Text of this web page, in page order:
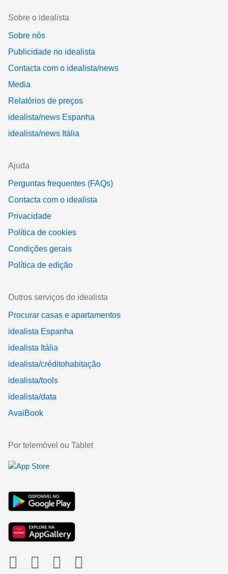
Footer
Sobre o idealista
Sobre nós
Publicidade no idealista
Contacta com o idealista/news
Media
Relatórios de preços
idealista/news Espanha
idealista/news Itália
Ajuda
Perguntas frequentes (FAQs)
Contacta com o idealista
Privacidade
Política de cookies
Condições gerais
Política de edição
Outros serviços do idealista
Procurar casas e apartamentos
idealista Espanha
idealista Itália
idealista/créditohabitação
idealista/tools
idealista/data
AvaiBook
Por telemóvel ou Tablet